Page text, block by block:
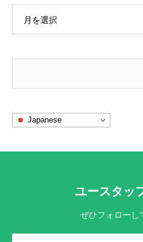
月を選択
Japanese
ユースタッ
ぜひフォローし